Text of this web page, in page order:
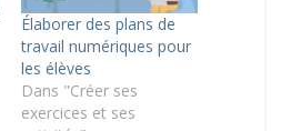
Élaborer des plans de
travail numériques pour
les élèves
Dans "Créer ses
exercices et ses